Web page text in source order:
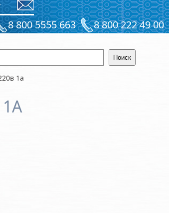
8 800 5555 663 8 800 222 49 00
1а